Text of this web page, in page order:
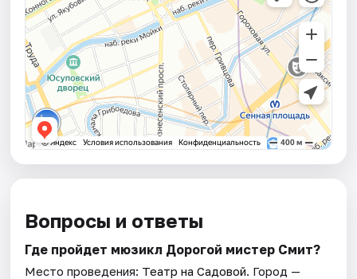
Вопросы и ответы
Где пройдет мюзикл Дорогой мистер Смит?
Место проведения: Театр на Садовой. Город —